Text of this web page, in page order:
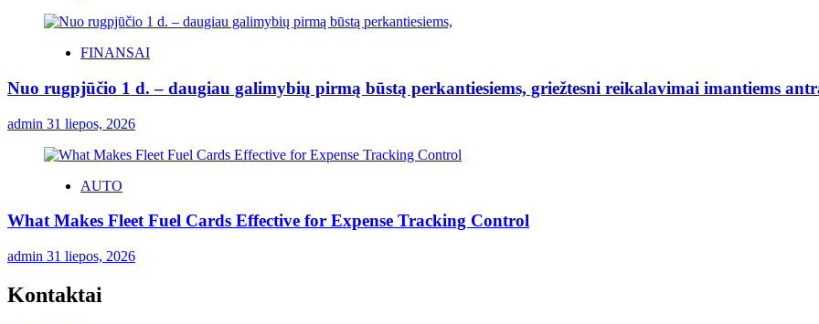
FINANSAI
Nuo rugpjūčio 1 d. – daugiau galimybių pirmą būstą perkantiesiems, griežtesni reikalavimai imantiems
admin 31 liepos, 2026
AUTO
What Makes Fleet Fuel Cards Effective for Expense Tracking Control
admin 31 liepos, 2026
Kontaktai